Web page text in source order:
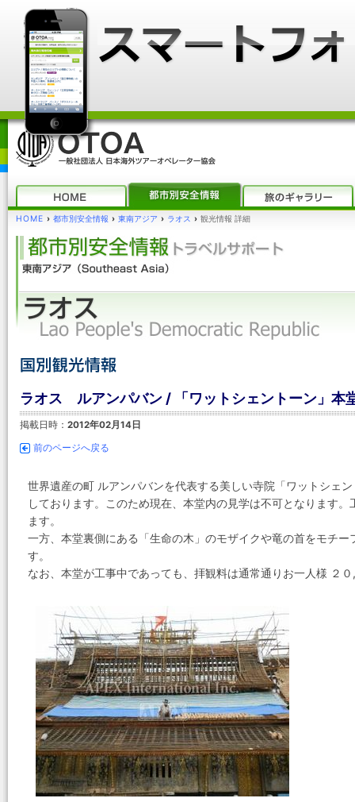
HOME › 都市別安全情報 › 東南アジア › ラオス › 観光情報 詳細
ラオス ルアンパバン / 「ワットシェントーン」本
掲載日時： 2012年02月14日
前のページへ戻る
世界遺産の町 ルアンパバンを代表する美しい寺院「ワットシェ
しております。このため現在、本堂内の見学は不可となります
ます。
一方、本堂裏側にある「生命の木」のモザイクや竜の首をモチ
す。
なお、本堂が工事中であっても、拝観料は通常通りお一人様 ２